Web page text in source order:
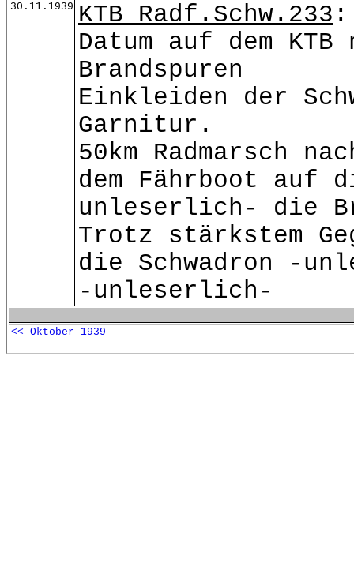
30.11.1939 KTB Radf.Schw.233 :
Datum auf dem
Brandspuren
Einkleiden der
Garnitur.
50km Radmarsch
dem Fährboot auf
unleserlich- die
Trotz stärkstem
die Schwadron -
-unleserlich-
<< Oktober 1939